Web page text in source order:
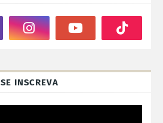
SE INSCREVA